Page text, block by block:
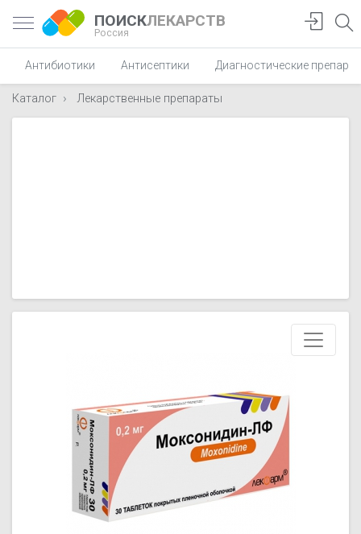
ПОИСКЛЕКАРСТВ
Россия
Антибиотики Антисептики Диагностические
Каталог Лекарственные препараты